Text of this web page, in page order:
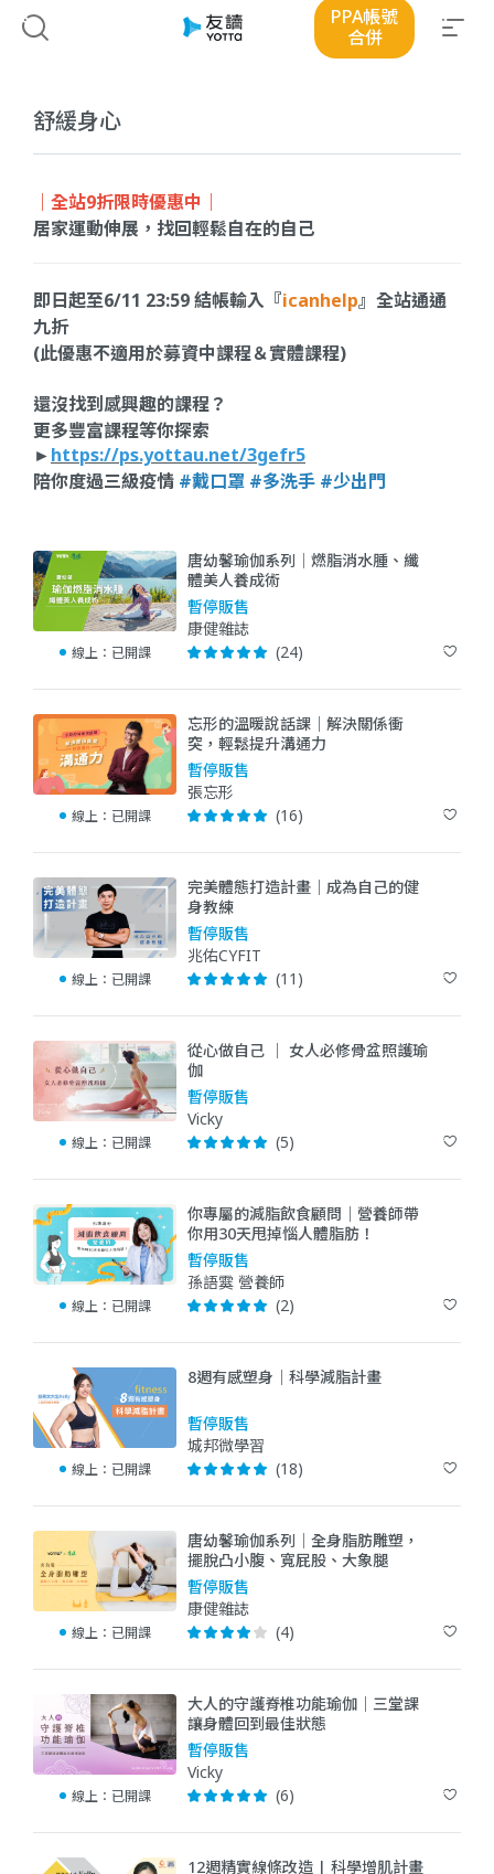
PPA帳號
合併
舒緩身心
｜全站9折限時優惠中｜
居家運動伸展，找回輕鬆自在的自己
即日起至6/11 23:59 結帳輸入『icanhelp』全站通通
九折
(此優惠不適用於募資中課程＆實體課程)
還沒找到感興趣的課程？
更多豐富課程等你探索
►https://ps.yottau.net/3gefr5
陪你度過三級疫情 #戴口罩 #多洗手 #少出門
線上： 已開課
唐幼馨瑜伽系列│燃脂消水腫、纖
體美人養成術
暫停販售
康健雜誌
(24)
線上： 已開課
忘形的溫暖說話課｜解決關係衝
突，輕鬆提升溝通力
暫停販售
張忘形
(16)
線上： 已開課
完美體態打造計畫｜成為自己的健
身教練
暫停販售
兆佑CYFIT
(11)
線上： 已開課
從心做自己 ｜ 女人必修骨盆照護瑜
伽
暫停販售
Vicky
(5)
線上： 已開課
你專屬的減脂飲食顧問｜營養師帶
你用30天甩掉惱人體脂肪！
暫停販售
孫語霙 營養師
(2)
線上： 已開課
8週有感塑身｜科學減脂計畫
暫停販售
城邦微學習
(18)
線上： 已開課
唐幼馨瑜伽系列│全身脂肪雕塑，
擺脫凸小腹、寬屁股、大象腿
暫停販售
康健雜誌
(4)
線上： 已開課
大人的守護脊椎功能瑜伽｜三堂課
讓身體回到最佳狀態
暫停販售
Vicky
(6)
12週精實線條改造 | 科學增肌計畫